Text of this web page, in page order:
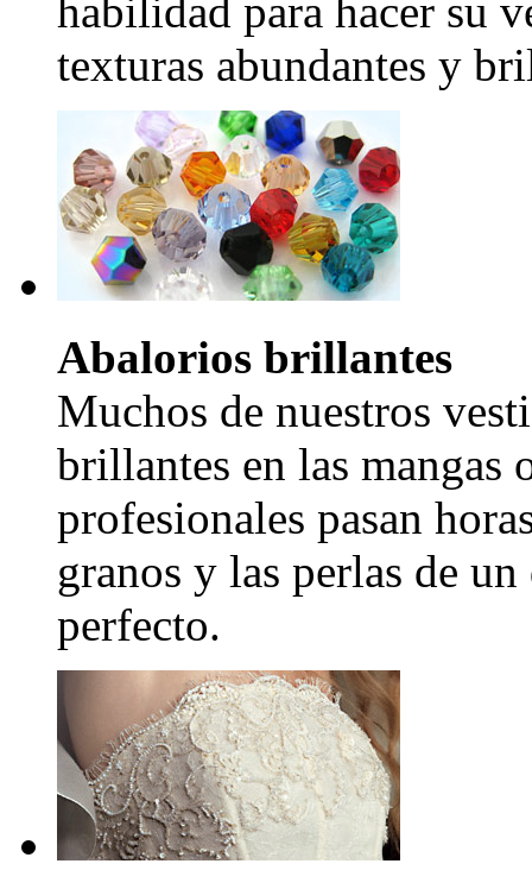
habilidad para hacer su
texturas abundantes y
Abalorios brillantes
Muchos de nuestros
brillantes en las mangas
profesionales pasan
granos y las perlas de
perfecto.